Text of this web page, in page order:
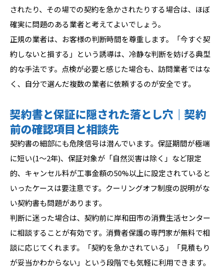
されたり、その場での契約を急かされたりする場合は、ほぼ
確実に問題のある業者と考えてよいでしょう。
正規の業者は、お客様の判断時間を尊重します。「今すぐ契
約しないと損する」という誘導は、冷静な判断を妨げる典型
的な手法です。点検が必要と感じた場合も、訪問業者ではな
く、自分で選んだ複数の業者に依頼するのが安全です。
契約書と保証に隠された落とし穴｜契約
前の確認項目と相談先
契約書の細部にも危険信号は潜んでいます。保証期間が極端
に短い(1〜2年)、保証対象が「自然災害は除く」など限定
的、キャンセル料が工事金額の50%以上に設定されていると
いったケースは要注意です。クーリングオフ制度の説明がな
い契約書も問題があります。
判断に迷った場合は、契約前に岸和田市の消費生活センター
に相談することが有効です。消費者保護の専門家が無料で相
談に応じてくれます。「契約を急かされている」「見積もり
が妥当かわからない」という段階でも気軽に利用できます。